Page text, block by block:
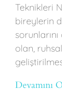
Teknikleri
bireylerin
olan,
Devamını